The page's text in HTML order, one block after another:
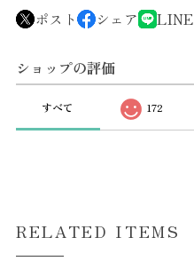
ポスト シェア LINE
ショップの評価
すべて 172
RELATED ITEMS